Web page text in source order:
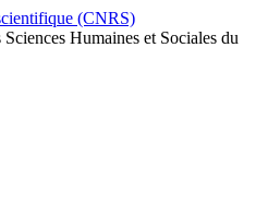
Humaines et Sociales du